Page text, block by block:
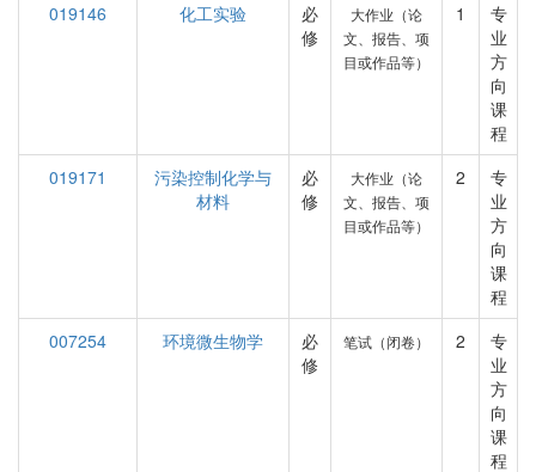
019146 化工实验
必
修
大作业（论
文、报告、项
目或作品等）
1
专
业
方
向
课
程
019171
污染控制化学与
材料
必
修
大作业（论
文、报告、项
目或作品等）
2
专
业
方
向
课
程
007254
环境微生物学
必
修
笔试（闭卷） 2
专
业
方
向
课
程